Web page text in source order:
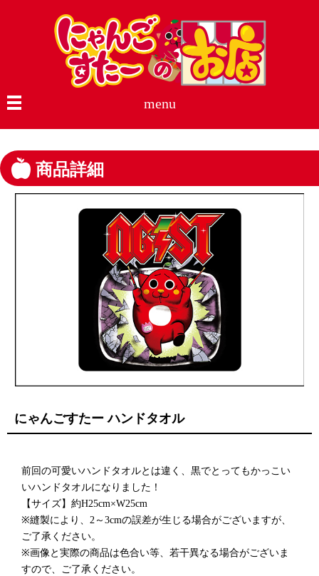
menu
商品詳細
にゃんごすたー ハンドタオル
前回の可愛いハンドタオルとは違く、黒でとってもかっこい
いハンドタオルになりました！
【サイズ】約H25cm×W25cm
※縫製により、2～3cmの誤差が生じる場合がございますが、
ご了承ください。
※画像と実際の商品は色合い等、若干異なる場合がございま
すので、ご了承ください。